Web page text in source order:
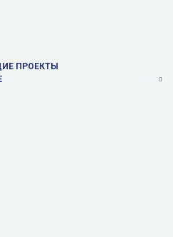
ПРОЕКТЫ